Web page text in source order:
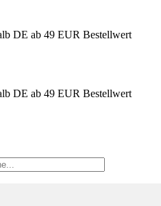
DE ab 49 EUR Bestellwert
DE ab 49 EUR Bestellwert